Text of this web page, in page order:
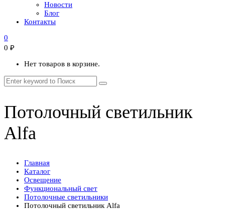
Новости
Блог
Контакты
0
0 ₽
Нет товаров в корзине.
Потолочный светильник
Alfa
Главная
Каталог
Освещение
Функциональный свет
Потолочные светильники
Потолочный светильник Alfa